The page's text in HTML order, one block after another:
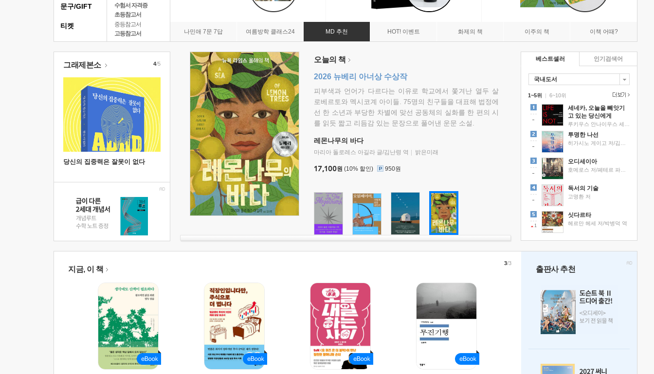
수험서 자격증
초등참고서
중등참고서
고등참고서
나민애 7문 7답 여름방학 클래스24 MD 추천 HOT! 이벤트 화제의 책 이주의 책 이책 어때?
문구/GIFT
티켓
그래제본소
당신의 집중력은 잘못이 없다
4/5 오늘의 책
2026 뉴베리 아너상 수상작
피부색과 언어가 다르다는 이유로 학교에서 쫓겨난 열두 살
로베르토와 멕시코계 아이들. 75명의 친구들을 대표해 법정에
선 한 소년과 부당한 차별에 맞선 공동체의 실화를 한 편의 시
를 읽듯 짧고 리듬감 있는 문장으로 풀어낸 운문 소설.
레몬나무의 바다
마리아 돌로레스 아길라 글/김난령 역 밝은미래
17,100원 (10% 할인) 950원
베스트셀러
국내도서
1~5위 |
세네카, 오늘을 빼앗기
고 있는 당신에게
투명한 나선
오디세이아
독서의 기술
고명환 저
1
싯다르타
헤르만 헤세 저/박병덕 역
6~10위
인기검색어
지금, 이 책
3/3
출판사 추천